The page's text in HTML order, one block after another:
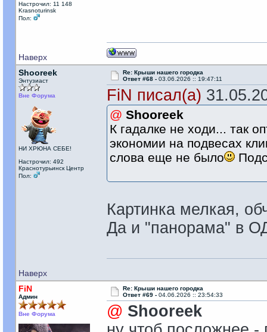
Настрочил: 11 148
Krasnoturinsk
Пол:
Наверх
Shooreek
Энтузиаст
Вне Форума
НИ ХРЮНА СЕБЕ!
Настрочил: 492
Краснотурьинск Центр
Пол:
Re: Крыши нашего городка
Ответ #68 - 03.06.2026 :: 19:47:11
FiN писал(а)
@ Shooreek
К гадалке не ходи... так
экономии на подвесах
слова еще не было
Картинка мелкая,
Да и "панорама" в
Наверх
FiN
Админ
Вне Форума
Re: Крыши нашего городка
Ответ #69 - 04.06.2026 :: 23:54:33
@ Shooreek